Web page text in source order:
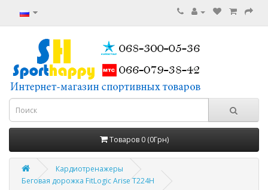
Товаров 0 (0Грн)
Кардиотренажеры
Беговая дорожка FitLogic Arise T224H